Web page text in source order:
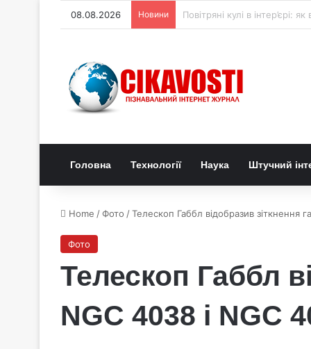
08.08.2026 Новини Генетичний перемикач
Головна Технології Наука Штучний
Home /Фото /Телескоп Габбл відобразив зіткнення
Фото
Телескоп Габбл
NGC 4038 і NGC